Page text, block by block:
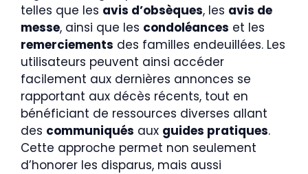
telles que les avis d’obsèques, les avis de
messe, ainsi que les condoléances et les
remerciements des familles endeuillées. Les
utilisateurs peuvent ainsi accéder
facilement aux dernières annonces se
rapportant aux décès récents, tout en
bénéficiant de ressources diverses allant
des communiqués aux guides pratiques.
Cette approche permet non seulement
d’honorer les disparus, mais aussi